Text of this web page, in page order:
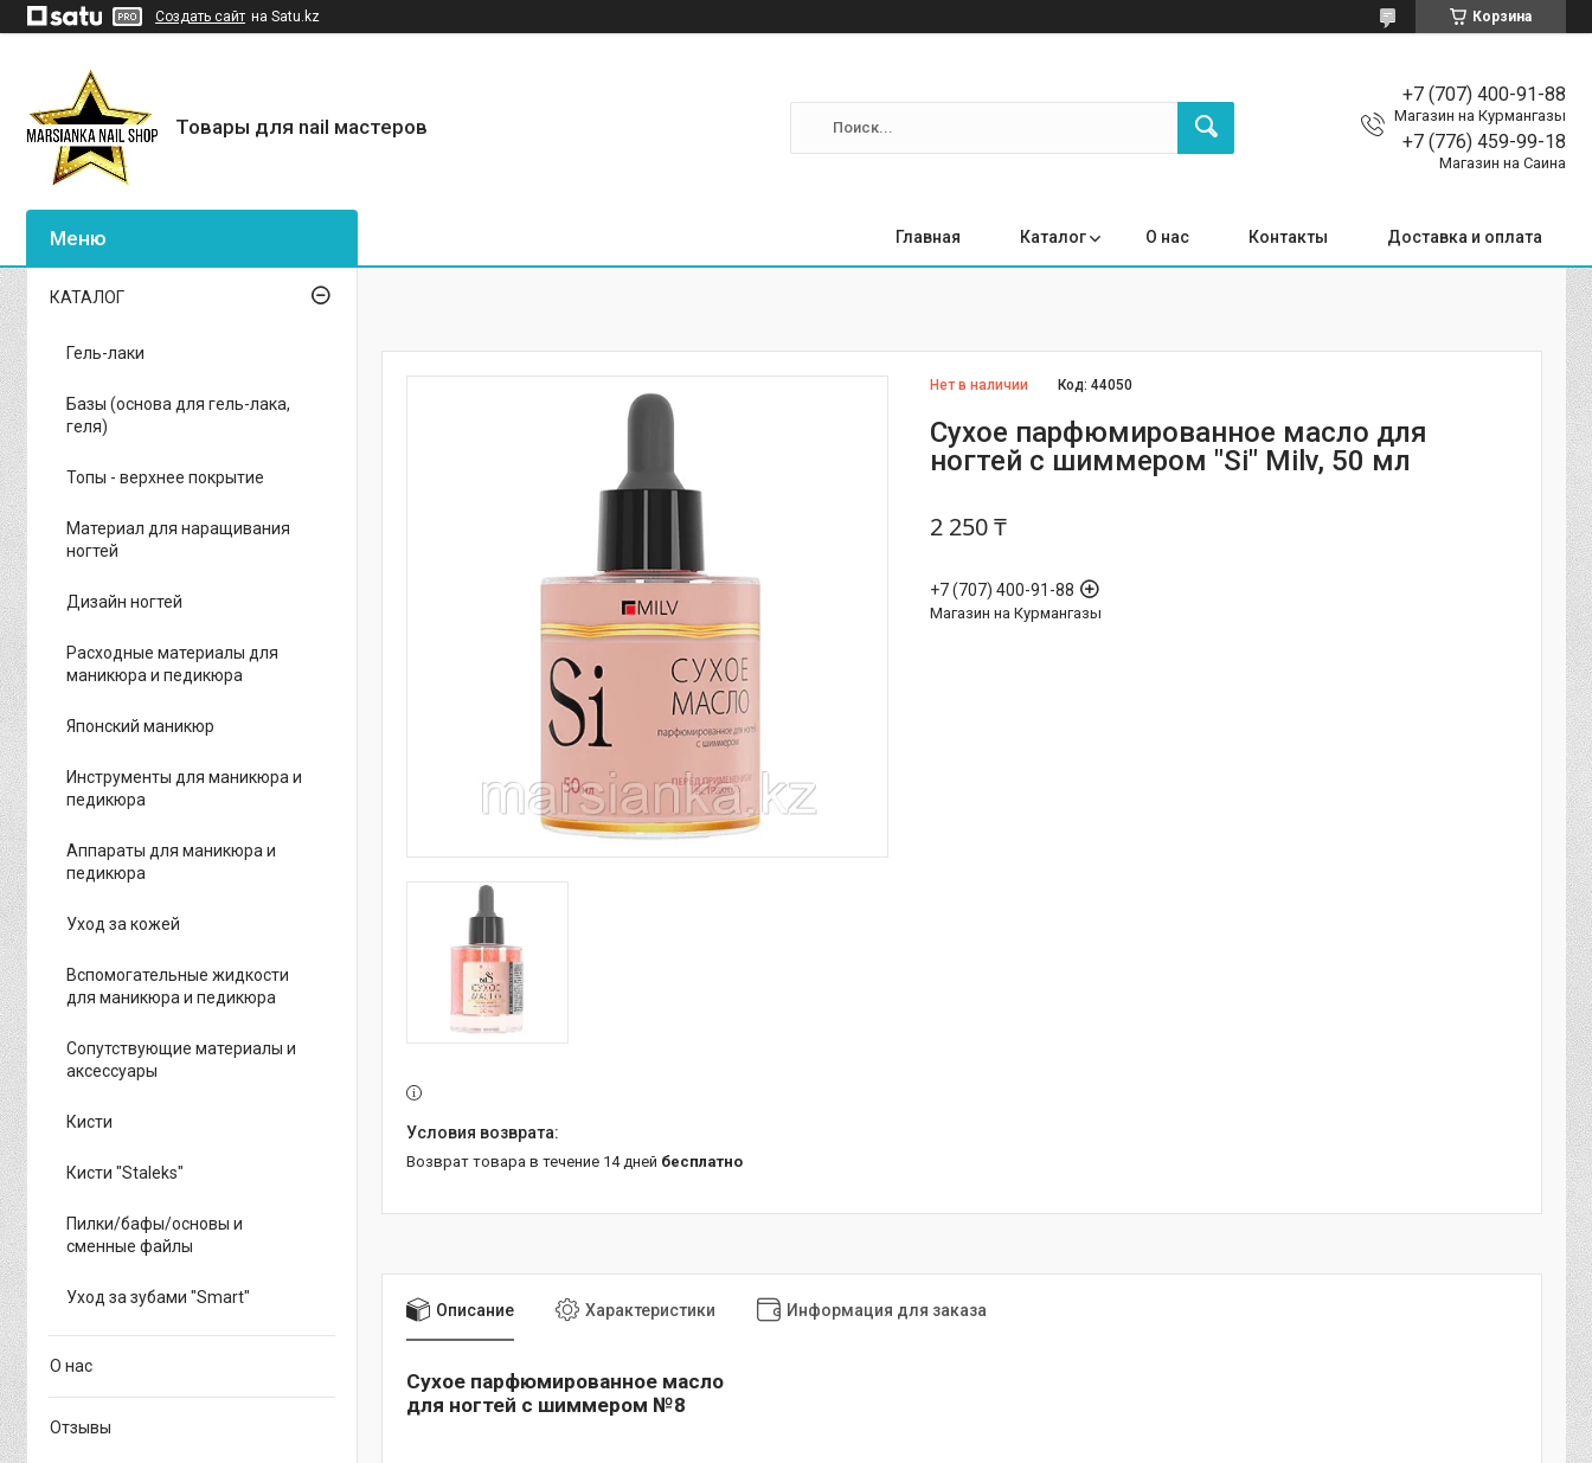
Создать сайт на Satu.kz Корзина
Товары для nail мастеров
+7 (707) 400-91-88
Магазин на Курмангазы
+7 (776) 459-99-18
Магазин на Саина
Главная Каталог О нас Контакты Доставка и оплата
Нет в наличии Код:44050
Сухое парфюмированное масло для
ногтей с шиммером "Si" Milv, 50 мл
2 250 ₸
+7 (707) 400-91-88
Магазин на Курмангазы
возврат товара в течение 14 дней бесплатно
Описание Характеристики Информация для заказа
Сухое парфюмированное масло
для ногтей с шиммером №8
КАТАЛОГ
Гель-лаки
Базы (основа для гель-лака,
геля)
Топы - верхнее покрытие
Материал для наращивания
ногтей
Дизайн ногтей
Расходные материалы для
маникюра и педикюра
Японский маникюр
Инструменты для маникюра и
педикюра
Аппараты для маникюра и
педикюра
Уход за кожей
Вспомогательные жидкости
для маникюра и педикюра
Сопутствующие материалы и
аксессуары
Кисти
Кисти "Staleks"
Пилки/бафы/основы и
сменные файлы
Уход за зубами "Smart"
О нас
Отзывы